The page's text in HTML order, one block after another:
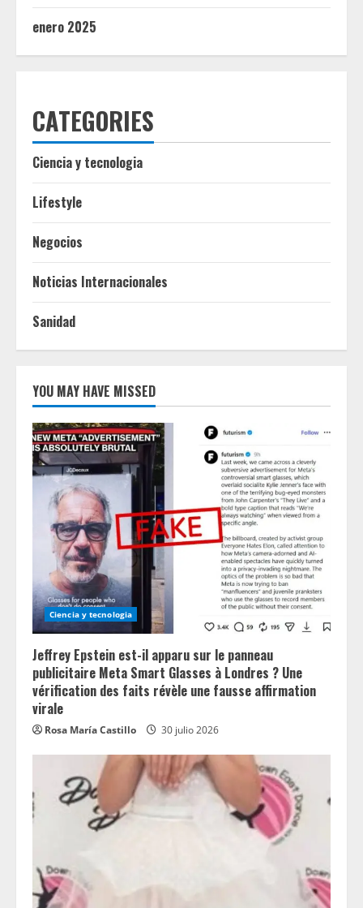
enero 2025
CATEGORIES
Ciencia y tecnologia
Lifestyle
Negocios
Noticias Internacionales
Sanidad
YOU MAY HAVE MISSED
Ciencia y tecnologia
Jeffrey Epstein est-il apparu sur le panneau
publicitaire Meta Smart Glasses à Londres ? Une
vérification des faits révèle une fausse affirmation
virale
Rosa María Castillo 30 julio 2026